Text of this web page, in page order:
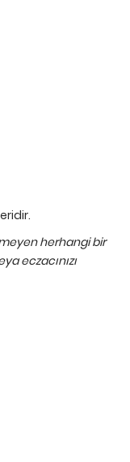
herhangi bir
eczacınızı